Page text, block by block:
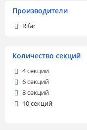
Производители
Rifar
Количество секций
4 секции
6 секций
8 секций
10 секций
14 секций